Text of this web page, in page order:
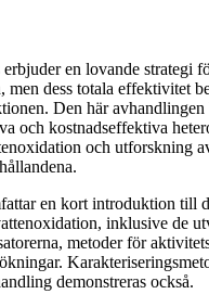
en lovande strategi
men dess totala effektivitet
Den här avhandlingen
och kostnadseffektiva
och utforskning
en kort introduktion till
inklusive de
metoder för
demonstreras också.